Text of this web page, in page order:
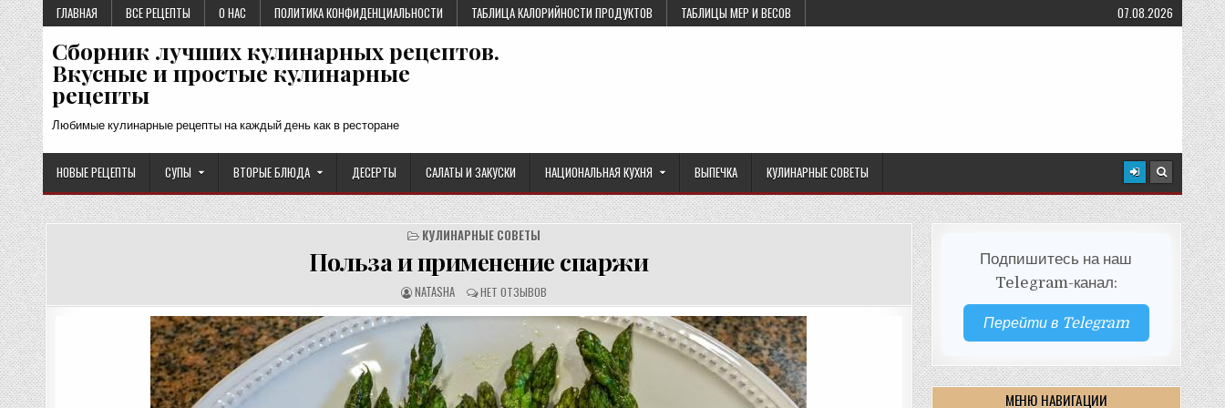
Перейти
к
содержимому
ГЛАВНАЯ ВСЕ РЕЦЕПТЫ О НАС ПОЛИТИКА КОНФИДЕНЦИАЛЬНОСТИ ТАБЛИЦА КАЛОРИЙНОСТИ ПРОДУКТОВ ТАБЛИЦЫ МЕР И ВЕСОВ 07.08.2026
Сборник лучших кулинарных рецептов.
Вкусные и простые кулинарные
рецепты
Любимые кулинарные рецепты на каждый день как в ресторане
НОВЫЕ РЕЦЕПТЫ СУПЫ ВТОРЫЕ БЛЮДА ДЕСЕРТЫ САЛАТЫ И ЗАКУСКИ НАЦИОНАЛЬНАЯ КУХНЯ ВЫПЕЧКА КУЛИНАРНЫЕ СОВЕТЫ
КУЛИНАРНЫЕ СОВЕТЫ
Польза и применение спаржи
А
В
Т
О
Р
Р
Е
Ц
Е
П
Т
NATASHA О
Т
З
НЕТ ОТЗЫВОВ
Подпишитесь на наш
Telegram-канал:
Перейти в Telegram
МЕНЮ НАВИГАЦИИ